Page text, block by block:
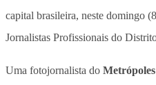
capital brasileira, neste domingo
Jornalistas Profissionais do
Uma fotojornalista do Metrópoles